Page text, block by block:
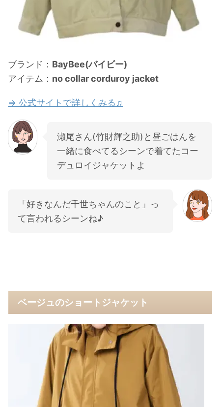
ブランド： BayBee(バイビー)
アイテム： no collar corduroy jacket
⇒ 公式サイトで詳しくみる♫
瀬尾さん(竹財輝之助)と昼ごはんを
一緒に食べてるシーンで着てたコー
デュロイジャケットよ
「好きなんだ千世ちゃんのこと」っ
て言われるシーンね♪
ベージュのショートジャケット